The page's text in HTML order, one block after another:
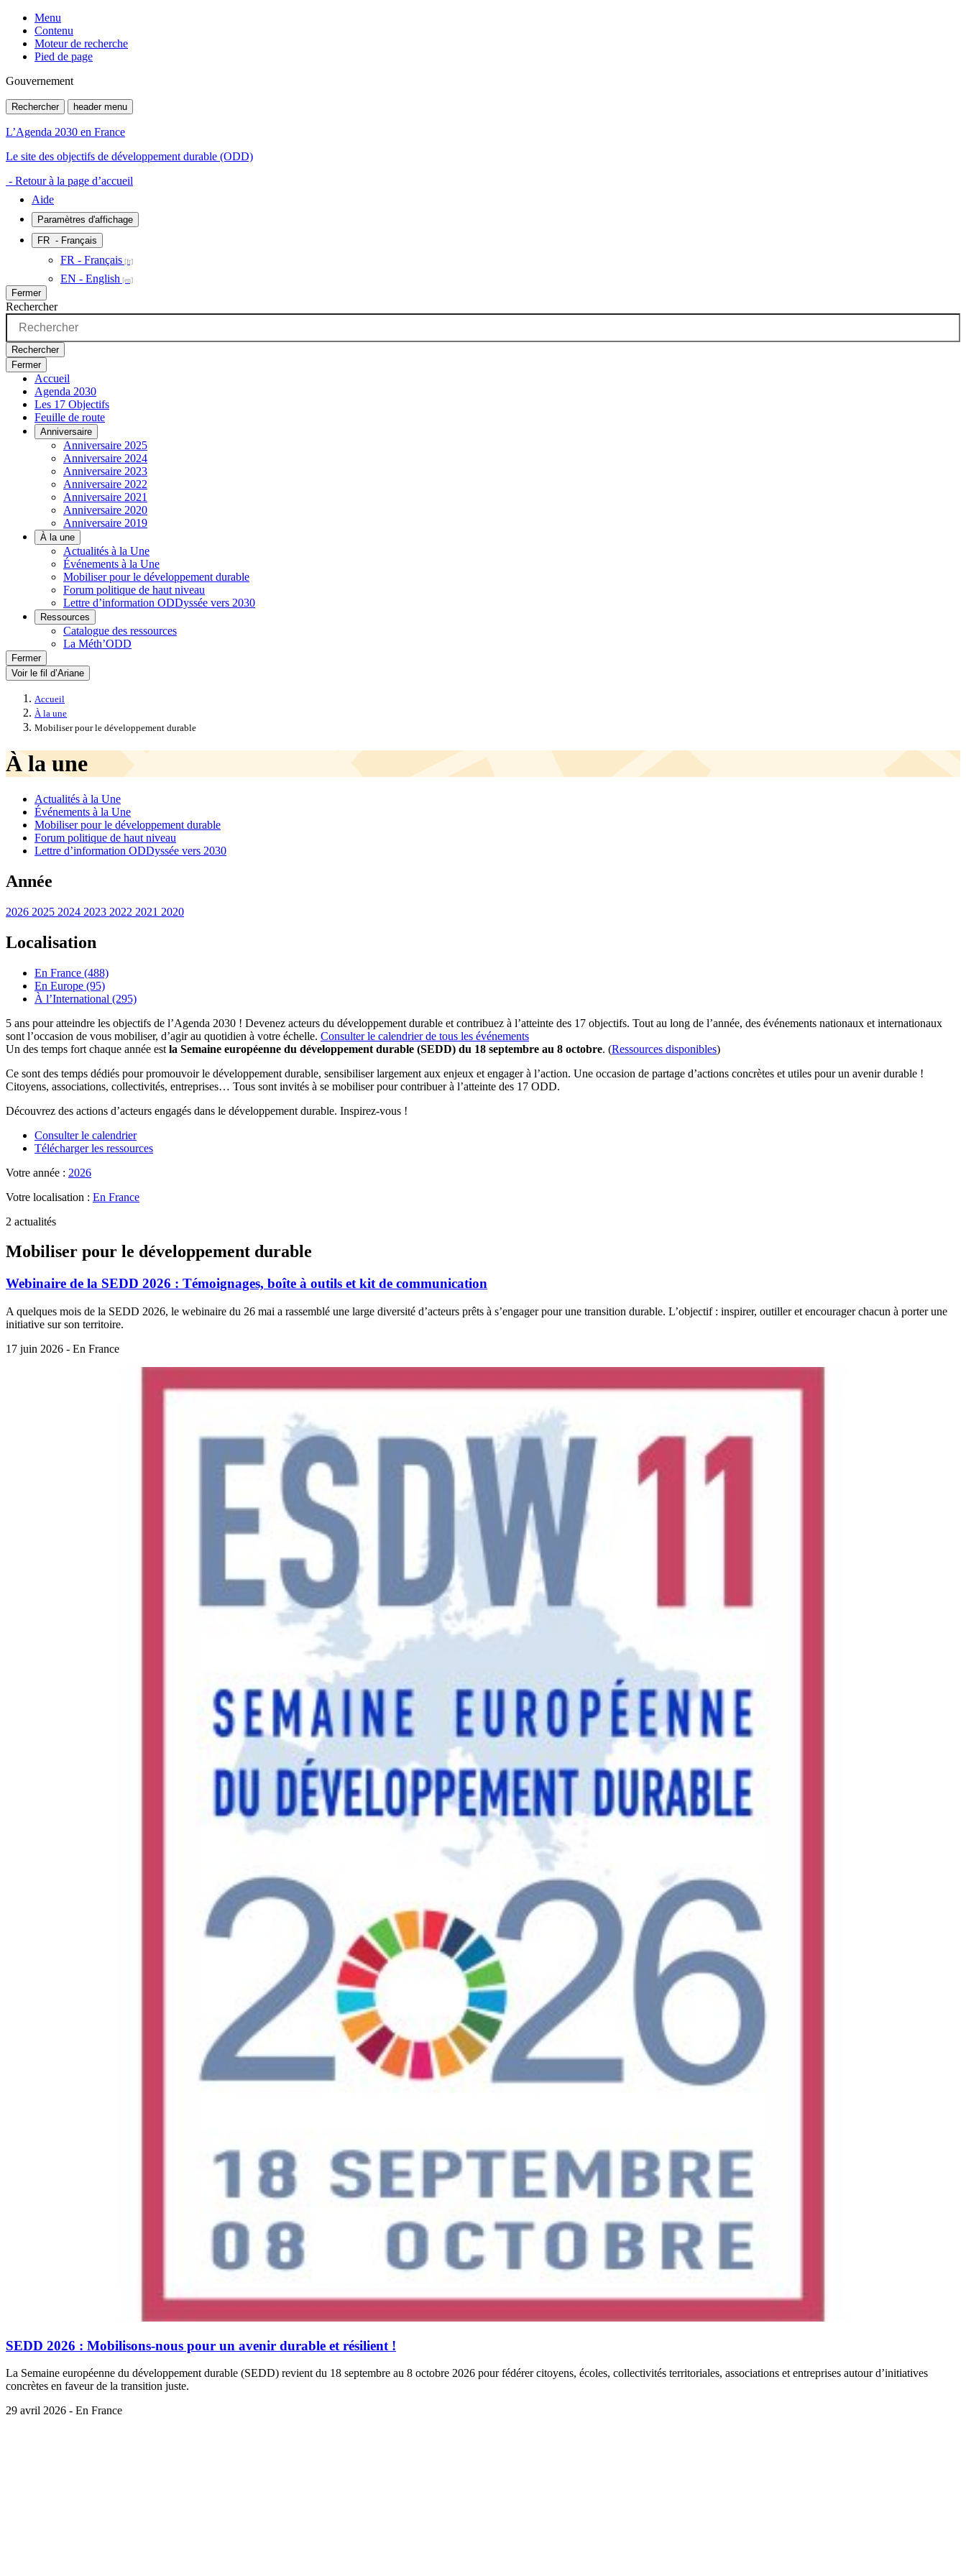
Menu
Contenu
Moteur de recherche
Pied de page
Gouvernement
Rechercher header menu
L’Agenda 2030 en France
Le site des objectifs de développement durable (ODD)
- Retour à la page d’accueil
Aide
Paramètres d'affichage
FR - Français
FR - Français
EN - English
Fermer
Rechercher
Rechercher
Fermer
Accueil
Agenda 2030
Les 17 Objectifs
Feuille de route
Anniversaire
Anniversaire 2025
Anniversaire 2024
Anniversaire 2023
Anniversaire 2022
Anniversaire 2021
Anniversaire 2020
Anniversaire 2019
À la une
Actualités à la Une
Événements à la Une
Mobiliser pour le développement durable
Forum politique de haut niveau
Lettre d’information ODDyssée vers 2030
Ressources
Catalogue des ressources
La Méth’ODD
Fermer
Voir le fil d’Ariane
Accueil
À la une
Mobiliser pour le développement durable
À la une
Actualités à la Une
Événements à la Une
Mobiliser pour le développement durable
Forum politique de haut niveau
Lettre d’information ODDyssée vers 2030
Année
2026 2025 2024 2023 2022 2021 2020
Localisation
En France (488)
En Europe (95)
À l’International (295)
5 ans pour atteindre les objectifs de l’Agenda 2030 ! Devenez acteurs du développement durable et contribuez à l’atteinte des 17 objectifs. Tout au long de l’année, des événements nationaux et internationaux
sont l’occasion de vous mobiliser, d’agir au quotidien à votre échelle. Consulter le calendrier de tous les événements
Un des temps fort chaque année est la Semaine européenne du développement durable (SEDD) du 18 septembre au 8 octobre. (Ressources disponibles)
Ce sont des temps dédiés pour promouvoir le développement durable, sensibiliser largement aux enjeux et engager à l’action. Une occasion de partage d’actions concrètes et utiles pour un avenir durable !
Citoyens, associations, collectivités, entreprises… Tous sont invités à se mobiliser pour contribuer à l’atteinte des 17 ODD.
Découvrez des actions d’acteurs engagés dans le développement durable. Inspirez-vous !
Consulter le calendrier
Télécharger les ressources
Votre année : 2026
Votre localisation : En France
2 actualités
Mobiliser pour le développement durable
Webinaire de la SEDD 2026 : Témoignages, boîte à outils et kit de communication
A quelques mois de la SEDD 2026, le webinaire du 26 mai a rassemblé une large diversité d’acteurs prêts à s’engager pour une transition durable. L’objectif : inspirer, outiller et encourager chacun à porter une
initiative sur son territoire.
17 juin 2026 - En France
SEDD 2026 : Mobilisons-nous pour un avenir durable et résilient !
La Semaine européenne du développement durable (SEDD) revient du 18 septembre au 8 octobre 2026 pour fédérer citoyens, écoles, collectivités territoriales, associations et entreprises autour d’initiatives
concrètes en faveur de la transition juste.
29 avril 2026 - En France